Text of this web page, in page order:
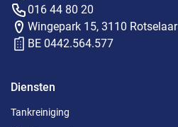
016 44 80 20
Wingepark 15, 3110 Rotselaar
BE 0442.564.577
Diensten
Tankreiniging